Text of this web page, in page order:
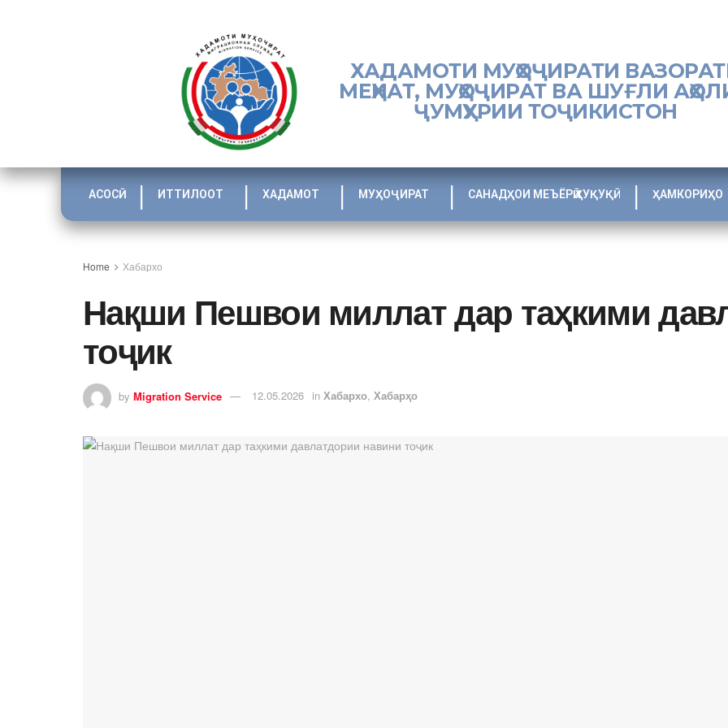
ХАДАМОТИ МУҲОҶИРАТИ
МЕҲНАТ, МУҲОҶИРАТ ВА ШУҒЛИ
ҶУМҲУРИИ ТОҶИКИСТОН
АСОСӢ ИТТИЛООТ ХАДАМОТ МУҲОҶИРАТ САНАДҲОИ МЕЪЁРӢ ҲУҚУҚӢ ҲАМКОРИҲО
Home Хабархо
Нақши Пешвои миллат дар таҳкими
тоҷик
by Migration Service 12.05.2026 in Хабархо, Хабарҳо